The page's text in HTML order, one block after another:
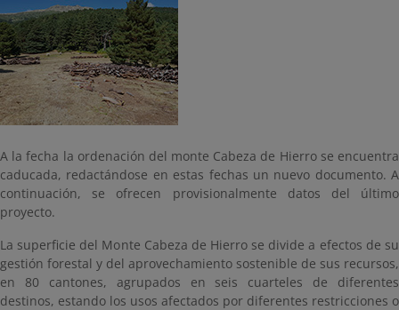
A la fecha la ordenación del monte Cabeza de Hierro se encuentra
caducada, redactándose en estas fechas un nuevo documento. A
continuación, se ofrecen provisionalmente datos del último
proyecto.
La superficie del Monte Cabeza de Hierro se divide a efectos de su
gestión forestal y del aprovechamiento sostenible de sus recursos,
en 80 cantones, agrupados en seis cuarteles de diferentes
destinos, estando los usos afectados por diferentes restricciones o